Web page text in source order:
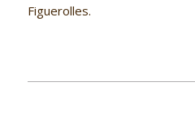
Figuerolles.